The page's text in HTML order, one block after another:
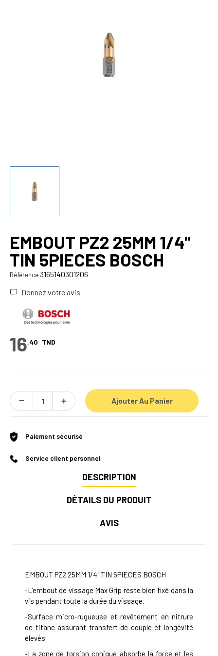
EMBOUT PZ2 25MM 1/4"
TIN 5PIECES BOSCH
Référence3165140301206
Donnez votre avis
16,40 TND
Ajouter Au Panier
Paiement sécurisé
Service client personnel
DESCRIPTION
DÉTAILS DU PRODUIT
AVIS
EMBOUT PZ2 25MM 1/4" TIN 5PIECES BOSCH
-L’embout de vissage Max Grip reste bien fixé dans la
vis pendant toute la durée du vissage.
-Surface micro-rugueuse et revêtement en nitrure
de titane assurant transfert de couple et longévité
élevés.
-La zone de torsion conique absorbe la force et les